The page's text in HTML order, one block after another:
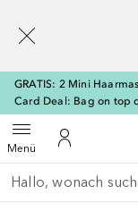
GRATIS: 2 Mini
Card Deal: Bag on top
MenüMenü öffnenZu Meinem
Gehe zurück
Suche ausführen